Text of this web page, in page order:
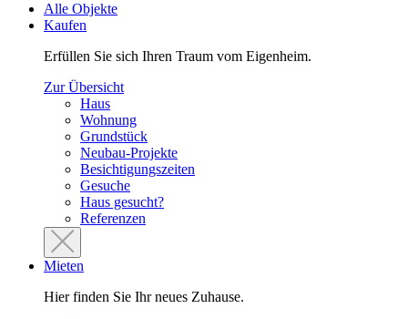
Alle Objekte
Kaufen
Erfüllen Sie sich Ihren Traum vom Eigenheim.
Zur Übersicht
Haus
Wohnung
Grundstück
Neubau-Projekte
Besichtigungszeiten
Gesuche
Haus gesucht?
Referenzen
Mieten
Hier finden Sie Ihr neues Zuhause.